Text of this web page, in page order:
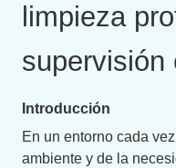
limpieza
supervisión
Introducción
En un entorno cada
ambiente y de la